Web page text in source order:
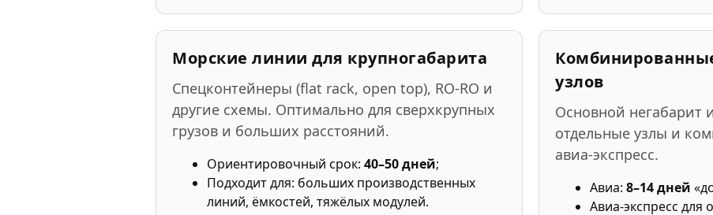
Морские линии для крупногабарита
Спецконтейнеры (flat rack, open top), RO-RO и
другие схемы. Оптимально для сверхкрупных
грузов и больших расстояний.
Ориентировочный срок: 40–50 дней;
Подходит для: больших производственных
линий, ёмкостей, тяжёлых модулей.
узлов
Основной негабарит
отдельные узлы и
авиа-экспресс.
Авиа: 8–14 дней
Авиа-экспресс для